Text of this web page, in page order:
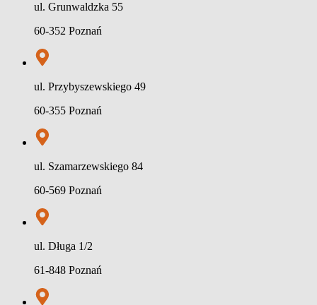
ul. Grunwaldzka 55
60-352 Poznań
ul. Przybyszewskiego 49
60-355 Poznań
ul. Szamarzewskiego 84
60-569 Poznań
ul. Długa 1/2
61-848 Poznań